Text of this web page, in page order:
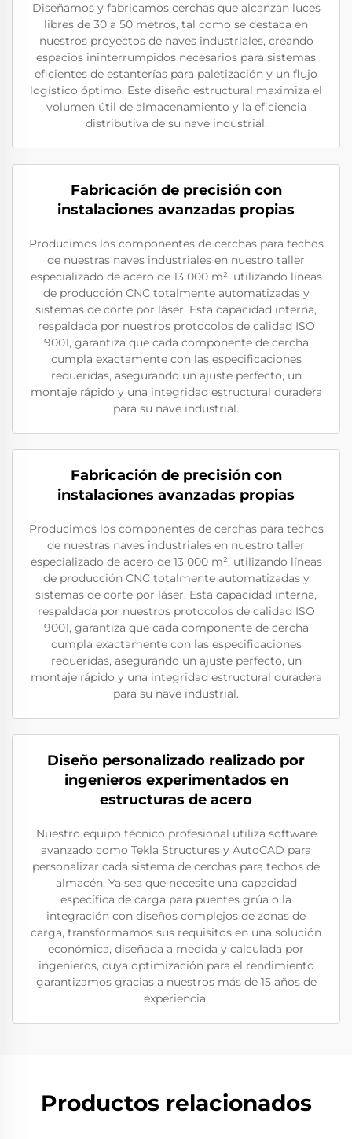
Diseñamos y fabricamos cerchas que alcanzan luces
libres de 30 a 50 metros, tal como se destaca en
nuestros proyectos de naves industriales, creando
espacios ininterrumpidos necesarios para sistemas
eficientes de estanterías para paletización y un flujo
logístico óptimo. Este diseño estructural maximiza el
volumen útil de almacenamiento y la eficiencia
distributiva de su nave industrial.
Fabricación de precisión con
instalaciones avanzadas propias
Producimos los componentes de cerchas para techos
de nuestras naves industriales en nuestro taller
especializado de acero de 13 000 m², utilizando líneas
de producción CNC totalmente automatizadas y
sistemas de corte por láser. Esta capacidad interna,
respaldada por nuestros protocolos de calidad ISO
9001, garantiza que cada componente de cercha
cumpla exactamente con las especificaciones
requeridas, asegurando un ajuste perfecto, un
montaje rápido y una integridad estructural duradera
para su nave industrial.
Fabricación de precisión con
instalaciones avanzadas propias
Producimos los componentes de cerchas para techos
de nuestras naves industriales en nuestro taller
especializado de acero de 13 000 m², utilizando líneas
de producción CNC totalmente automatizadas y
sistemas de corte por láser. Esta capacidad interna,
respaldada por nuestros protocolos de calidad ISO
9001, garantiza que cada componente de cercha
cumpla exactamente con las especificaciones
requeridas, asegurando un ajuste perfecto, un
montaje rápido y una integridad estructural duradera
para su nave industrial.
Diseño personalizado realizado por
ingenieros experimentados en
estructuras de acero
Nuestro equipo técnico profesional utiliza software
avanzado como Tekla Structures y AutoCAD para
personalizar cada sistema de cerchas para techos de
almacén. Ya sea que necesite una capacidad
específica de carga para puentes grúa o la
integración con diseños complejos de zonas de
carga, transformamos sus requisitos en una solución
económica, diseñada a medida y calculada por
ingenieros, cuya optimización para el rendimiento
garantizamos gracias a nuestros más de 15 años de
experiencia.
Productos relacionados